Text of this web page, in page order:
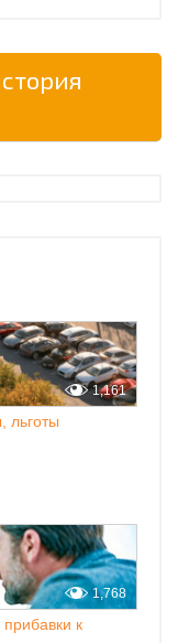
льготы
1,161
к
1,768